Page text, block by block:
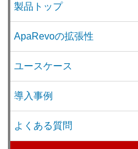
製品トップ
ApaRevoの拡張性
ユースケース
導入事例
よくある質問